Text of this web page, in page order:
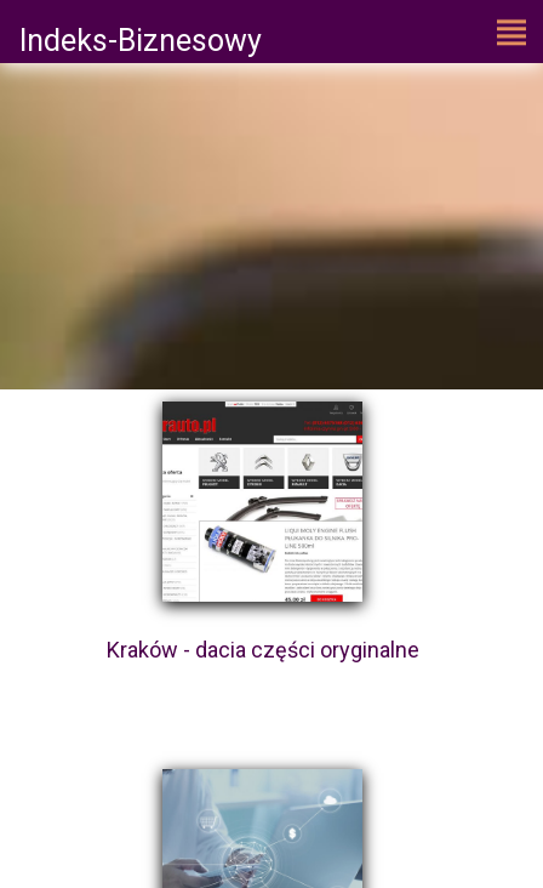
Indeks-Biznesowy
Kraków - dacia części oryginalne